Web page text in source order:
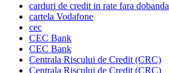
carduri de credit in rate fara dobanda
cartela Vodafone
cec
CEC Bank
CEC Bank
Centrala Riscului de Credit (CRC)
Centrala Riscului de Credit (CRC)